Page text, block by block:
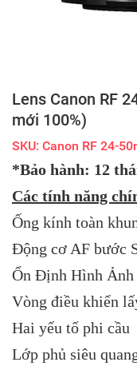
Lens Canon RF
mới 100%)
SKU: Canon RF 24-
*Bảo hành: 12
Các tính năng
Ống kính toàn
Động cơ AF bước
Ổn Định Hình Ảnh
Vòng điều khiển
Hai yếu tố phi cầu
Lớp phủ siêu